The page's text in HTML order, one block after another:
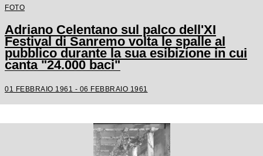
FOTO
Adriano Celentano sul palco dell'XI
Festival di Sanremo volta le spalle al
pubblico durante la sua esibizione in cui
canta "24.000 baci"
01 FEBBRAIO 1961 - 06 FEBBRAIO 1961